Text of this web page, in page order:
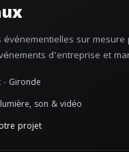
événementielles sur mesure
d’entreprise et
Gironde
son & vidéo
projet